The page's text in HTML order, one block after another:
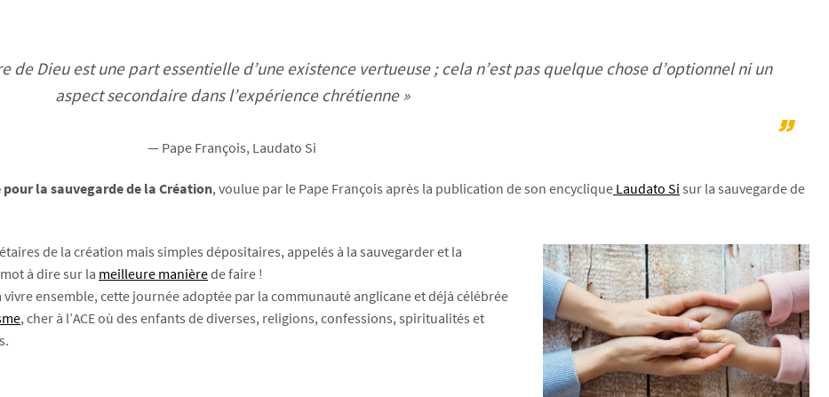
Dieu est une part essentielle d’une existence vertueuse ; cela n’est pas quelque chose d’optionnel ni un
aspect secondaire dans l’expérience chrétienne »
— Pape François, Laudato Si
la sauvegarde de la Création, voulue par le Pape François après la publication de son encyclique Laudato Si sur la sauvegarde de
de la création mais simples dépositaires, appelés à la sauvegarder et la
à dire sur la meilleure manièrede faire !
ensemble, cette journée adoptée par la communauté anglicane et déjà célébrée
, cher à l’ACE où des enfants de diverses, religions, confessions, spiritualités et